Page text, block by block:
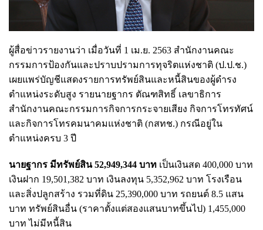
ผู้สื่อข่าวรายงานว่า เมื่อวันที่ 1 เม.ย. 2563 สำนักงานคณะ
กรรมการป้องกันและปราบปรามการทุจริตแห่งชาติ (ป.ป.ช.)
เผยแพร่บัญชีแสดงรายการทรัพย์สินและหนี้สินของผู้ดำรง
ตำแหน่งระดับสูง รายนายฐากร ตัณฑสิทธิ์ เลขาธิการ
สำนักงานคณะกรรมการกิจการกระจายเสียง กิจการโทรทัศน์
และกิจการโทรคมนาคมแห่งชาติ (กสทช.) กรณีอยู่ใน
ตำแหน่งครบ 3 ปี
นายฐากร มีทรัพย์สิน 52,949,344 บาท เป็นเงินสด 400,000 บาท
เงินฝาก 19,501,382 บาท เงินลงทุน 5,352,962 บาท โรงเรือน
และสิ่งปลูกสร้าง รวมที่ดิน 25,390,000 บาท รถยนต์ 8.5 แสน
บาท ทรัพย์สินอื่น (ราคาตั้งแต่สองแสนบาทขึ้นไป) 1,455,000
บาท ไม่มีหนี้สิน